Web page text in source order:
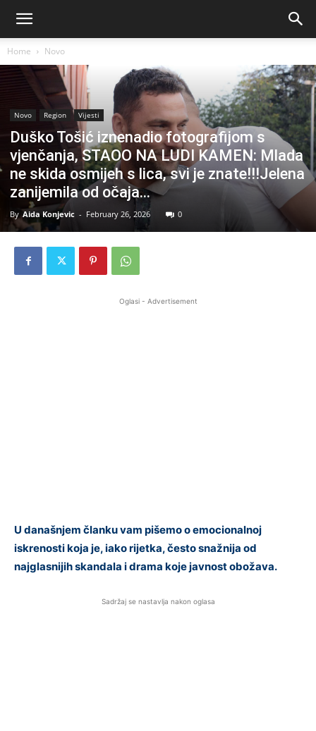
Home Novo
Novo Region Vijesti
Duško Tošić iznenadio fotografijom s
vjenčanja, STAOO NA LUDI KAMEN: Mlada
ne skida osmijeh s lica, svi je znate!!!Jelena
zanijemila od očaja…
By Aida Konjevic - February 26, 2026 0
Oglasi - Advertisement
U današnjem članku vam pišemo o emocionalnoj
iskrenosti koja je, iako rijetka, često snažnija od
najglasnijih skandala i drama koje javnost obožava.
Sadržaj se nastavlja nakon oglasa